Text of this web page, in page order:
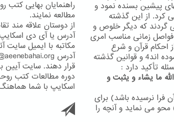
پیشین بسنده نمود و
کرد. از این گذشته
گردند که دیگر خلوص و
دهند3 و تجدید آنها در فواصل زمانی مناسب امری
احکام قرآن و شرع
امریست که روحانیون اهل انصاف و تحقیق نیز بدان اذعان نموده اند4 و قوانین گذشته
تأکید دارد :
ما یشاء و یثبت و
فرا نرسیده باشد) برای
می نماید و آنچه را
راهنمایان بهایی کتب
مطالعه نمایند.
از دوستان علاقه مند
آدرس یا آی دی
مکاتبه با ایمیل سایت
قرار دهند. سایت آیین
دوره مطالعات کتب
اسکایپ با شما